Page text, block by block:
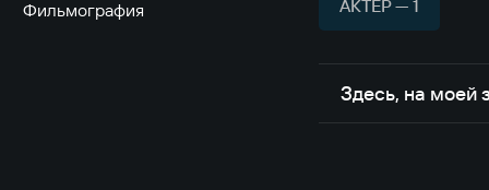
Фильмография АКТЁР — 1
Здесь, на моей